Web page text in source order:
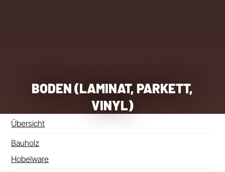
BODEN (LAMINAT, PARKETT,
VINYL)
Übersicht
Bauholz
Hobelware